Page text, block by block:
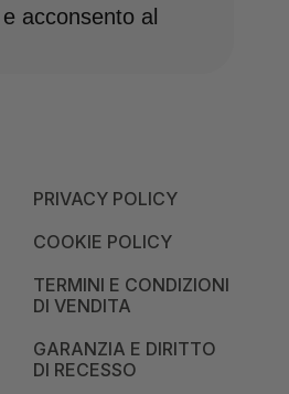
acconsento al
PRIVACY POLICY
COOKIE POLICY
TERMINI E CONDIZIONI
DI VENDITA
GARANZIA E DIRITTO
DI RECESSO